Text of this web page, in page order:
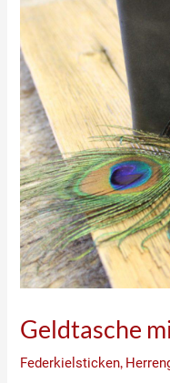
Geldtasche
Federkielsticken,